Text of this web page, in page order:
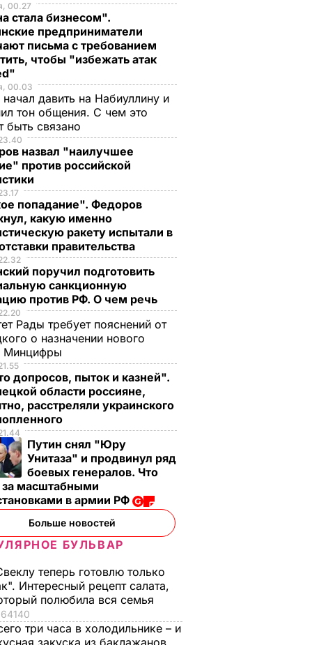
00.27
стала бизнесом".
предприниматели
письма с требованием
чтобы "избежать атак
00.03
начал давить на Набиуллину и
тон общения. С чем это
быть связано
назвал "наилучшее
против российской
попадание". Федоров
какую именно
ракету испытали в
правительства
поручил подготовить
санкционную
против РФ. О чем речь
Рады требует пояснений от
о назначении нового
Минцифры
допросов, пыток и казней".
области россияне,
расстреляли украинского
Путин снял "Юру
Унитаза" и продвинул ряд
боевых генералов. Что
за масштабными
в армии РФ
Больше новостей
БУЛЬВАР
теперь готовлю только
Интересный рецепт салата,
полюбила вся семья
64140
три часа в холодильнике – и
закуска из баклажанов